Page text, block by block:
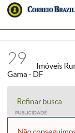
29
Imóveis
Gama - DF
Refinar busca
PUBLICIDADE